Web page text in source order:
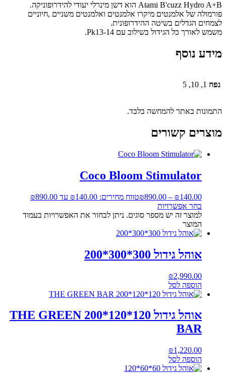
Atami B'cuzz Hydro A+B הוא דשן מינרלי יעודי להידרופוניקה.
פורמולה של אלמנטים מיקרו אלמנטים ואלמנטים משניים ,חיוניים
לצמחים הגדלים בשיטה ההידרופונית.
משמש לאורך כל הגידול בשילוב עם Pk13-14.
מידע נוסף
נפח 1, 10, 5
התמונות באתר להמחשה בלבד.
מוצרים קשורים
Coco Bloom Stimulator
₪140.00
–
₪890.00
טווח מחירים: ⁦₪140.00⁩ עד ⁦₪890.00⁩
בחר אפשרויות
למוצר זה יש מספר סוגים. ניתן לבחור את האפשרויות בעמוד
המוצר
אוהל גידול 300*300*200
₪2,990.00
הוספה לסל
אוהל גידול 120*120*200 THE GREEN
BAR
₪1,220.00
הוספה לסל